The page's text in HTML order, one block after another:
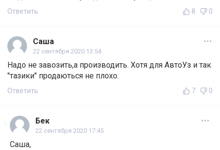
Ответить 8 0
Саша
22 сентября 2020 13:54
Надо не завозить,а производить. Хотя для АвтоУз и так
"тазики" продаються не плохо.
Ответить 7 0
Бек
22 сентября 2020 17:45
Саша,